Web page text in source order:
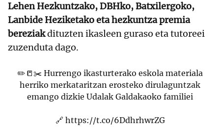
Lehen Hezkuntzako, DBHko, Batxilergoko,
Lanbide Heziketako eta hezkuntza premia
bereziakdituzten ikasleen guraso eta tutoreei
zuzenduta dago.
✏️📒✂️ Hurrengo ikasturterako eskola materiala
herriko merkataritzan erosteko dirulaguntzak
emango dizkie Udalak Galdakaoko familiei
🔗 https://t.co/6DdhrhwrZG